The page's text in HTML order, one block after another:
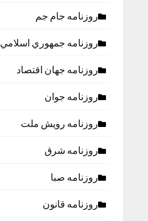
روزنامه جام جم
روزنامه جمهوري اسلامي
روزنامه جهان اقتصاد
روزنامه جوان
روزنامه رویش ملت
روزنامه شرق
روزنامه صبا
روزنامه قانون